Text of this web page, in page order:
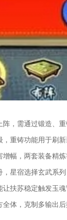
，需通过锻造、
重铸功能用于刷
幅，两套装备精
星宿选择玄武系
扶苏稳定触发玉
体，克制多输出